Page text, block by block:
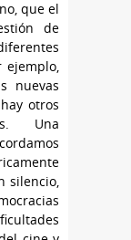
que el
de
ejemplo,
nuevas
otros
Una
silencio,